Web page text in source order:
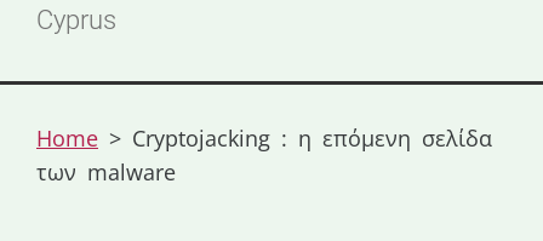
Cyprus
Home > Cryptojacking : η επόμενη σελίδα
των malware